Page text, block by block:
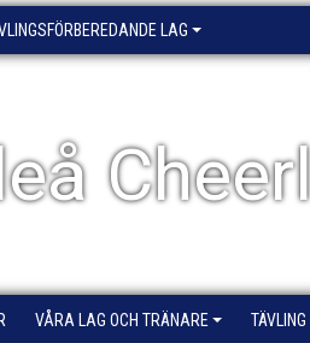
LAG
VÅRA LAG OCH TRÄNARE TÄVLING